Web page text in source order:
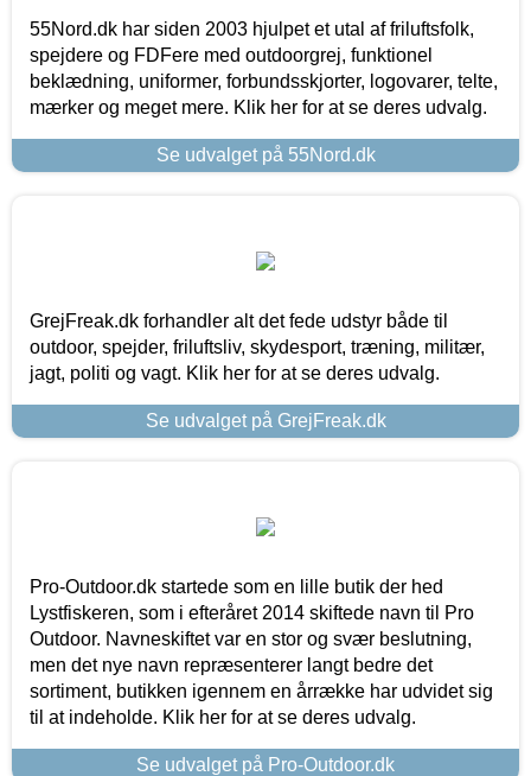
55Nord.dk har siden 2003 hjulpet et utal af friluftsfolk,
spejdere og FDFere med outdoorgrej, funktionel
beklædning, uniformer, forbundsskjorter, logovarer, telte,
mærker og meget mere. Klik her for at se deres udvalg.
Se udvalget på 55Nord.dk
GrejFreak.dk forhandler alt det fede udstyr både til
outdoor, spejder, friluftsliv, skydesport, træning, militær,
jagt, politi og vagt. Klik her for at se deres udvalg.
Se udvalget på GrejFreak.dk
Pro-Outdoor.dk startede som en lille butik der hed
Lystfiskeren, som i efteråret 2014 skiftede navn til Pro
Outdoor. Navneskiftet var en stor og svær beslutning,
men det nye navn repræsenterer langt bedre det
sortiment, butikken igennem en årrække har udvidet sig
til at indeholde. Klik her for at se deres udvalg.
Se udvalget på Pro-Outdoor.dk